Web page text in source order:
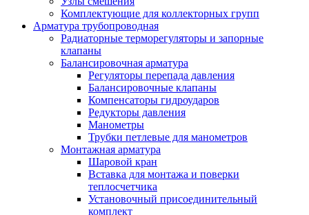
Комплектующие для коллекторных групп
Арматура трубопроводная
Радиаторные терморегуляторы и запорные
клапаны
Балансировочная арматура
Регуляторы перепада давления
Балансировочные клапаны
Компенсаторы гидроударов
Редукторы давления
Манометры
Трубки петлевые для манометров
Монтажная арматура
Шаровой кран
Вставка для монтажа и поверки
теплосчетчика
Установочный присоединительный
комплект